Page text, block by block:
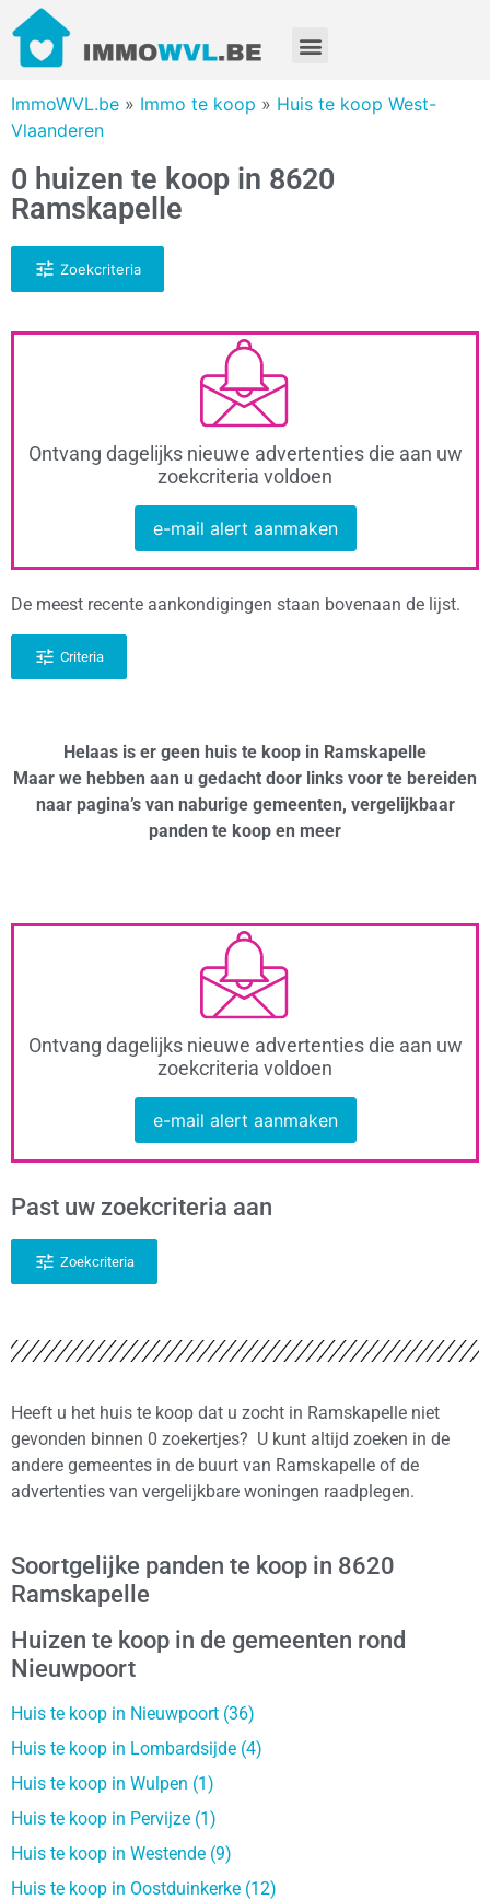
ImmoWVL.be » Immo te koop » Huis te koop West-
Vlaanderen
0 huizen te koop in 8620
Ramskapelle
Zoekcriteria
Ontvang dagelijks nieuwe advertenties die aan uw
zoekcriteria voldoen
e-mail alert aanmaken
De meest recente aankondigingen staan bovenaan de lijst.
Criteria
Helaas is er geen huis te koop in Ramskapelle
Maar we hebben aan u gedacht door links voor te bereiden
naar pagina’s van naburige gemeenten, vergelijkbaar
panden te koop en meer
Ontvang dagelijks nieuwe advertenties die aan uw
zoekcriteria voldoen
e-mail alert aanmaken
Past uw zoekcriteria aan
Zoekcriteria
Heeft u het huis te koop dat u zocht in Ramskapelle niet
gevonden binnen 0 zoekertjes? U kunt altijd zoeken in de
andere gemeentes in de buurt van Ramskapelle of de
advertenties van vergelijkbare woningen raadplegen.
Soortgelijke panden te koop in 8620
Ramskapelle
Huizen te koop in de gemeenten rond
Nieuwpoort
Huis te koop in Nieuwpoort (36)
Huis te koop in Lombardsijde (4)
Huis te koop in Wulpen (1)
Huis te koop in Pervijze (1)
Huis te koop in Westende (9)
Huis te koop in Oostduinkerke (12)